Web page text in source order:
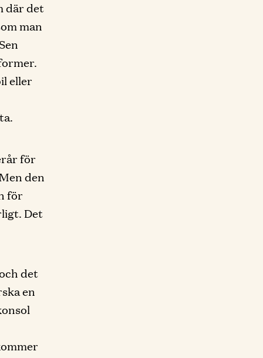
där det
man
eller
för
den
för
Det
det
en